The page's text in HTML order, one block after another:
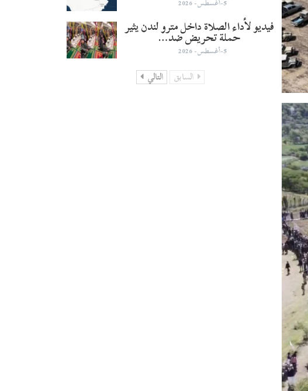
5-أغسطس- 2026
فيديو لأداء الصلاة داخل مترو لندن يثير
حملة تحريض ضد…
5-أغسطس- 2026
السابق التالي